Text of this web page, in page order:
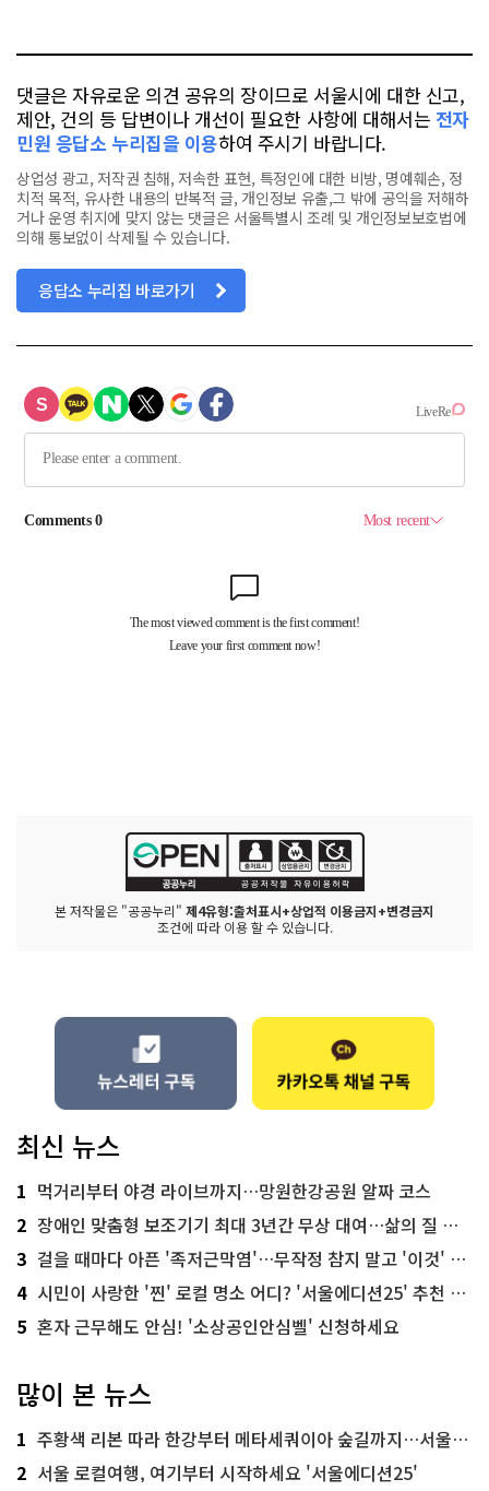
댓글은 자유로운 의견 공유의 장이므로 서울시에 대한 신고,
제안, 건의 등 답변이나 개선이 필요한 사항에 대해서는 전자
민원 응답소 누리집을 이용하여 주시기 바랍니다.
상업성 광고, 저작권 침해, 저속한 표현, 특정인에 대한 비방, 명예훼손, 정
치적 목적, 유사한 내용의 반복적 글, 개인정보 유출,그 밖에 공익을 저해하
거나 운영 취지에 맞지 않는 댓글은 서울특별시 조례 및 개인정보보호법에
의해 통보없이 삭제될 수 있습니다.
응답소 누리집 바로가기
본 저작물은 "공공누리" 제4유형:출처표시+상업적 이용금지+변경금지
조건에 따라 이용 할 수 있습니다.
최신 뉴스
1 먹거리부터 야경 라이브까지…망원한강공원 알짜 코스
2 장애인 맞춤형 보조기기 최대 3년간 무상 대여…삶의 질 높인다
3 걸을 때마다 아픈 '족저근막염'…무작정 참지 말고 '이것' 해보세요!
4 시민이 사랑한 '찐' 로컬 명소 어디? '서울에디션25' 추천 코스
5 혼자 근무해도 안심! '소상공인안심벨' 신청하세요
많이 본 뉴스
1 주황색 리본 따라 한강부터 메타세쿼이아 숲길까지…서울둘레길 15코스
2 서울 로컬여행, 여기부터 시작하세요 '서울에디션25'